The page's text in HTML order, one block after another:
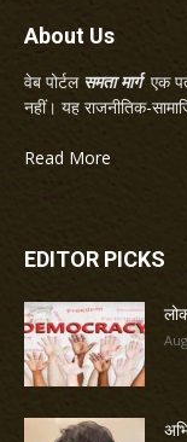
About Us
वेब पोर्टल समता मार्गएक
नहीं। यह राजनीतिक-
Read More
EDITOR PICKS